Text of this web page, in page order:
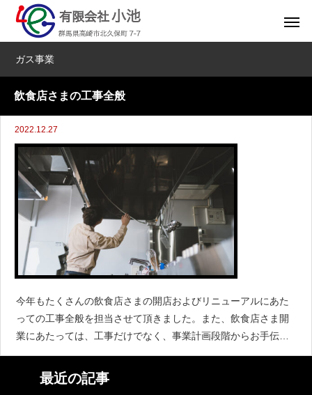
ガス事業
飲食店さまの工事全般
2022.12.27
今年もたくさんの飲食店さまの開店およびリニューアルにあた
っての工事全般を担当させて頂きました。また、飲食店さま開
業にあたっては、工事だけでなく、事業計画段階からお手伝い
をさせて頂いたり、販促活動や資金調達にあたってのクラウド
ファンディングの支援などにも関わらせて頂きました。飲食店
の開業を考え
最近の記事